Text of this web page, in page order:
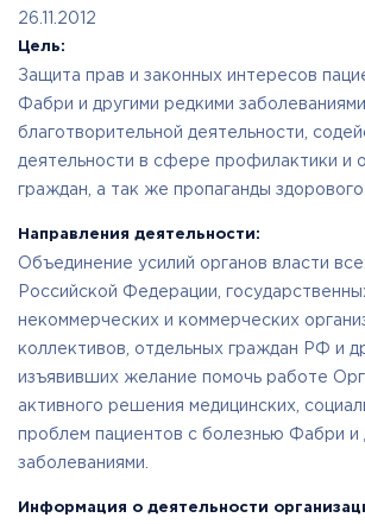
26.11.2012
Цель:
Защита прав и законных интересов
Фабри и другими редкими
благотворительной деятельности,
деятельности в сфере профилактики и
граждан, а так же пропаганды
Направления деятельности:
Объединение усилий органов власти
Российской Федерации,
некоммерческих и коммерческих
коллективов, отдельных граждан РФ и
изъявивших желание помочь работе
активного решения медицинских,
проблем пациентов с болезнью Фабри и
заболеваниями.
Информация о деятельности